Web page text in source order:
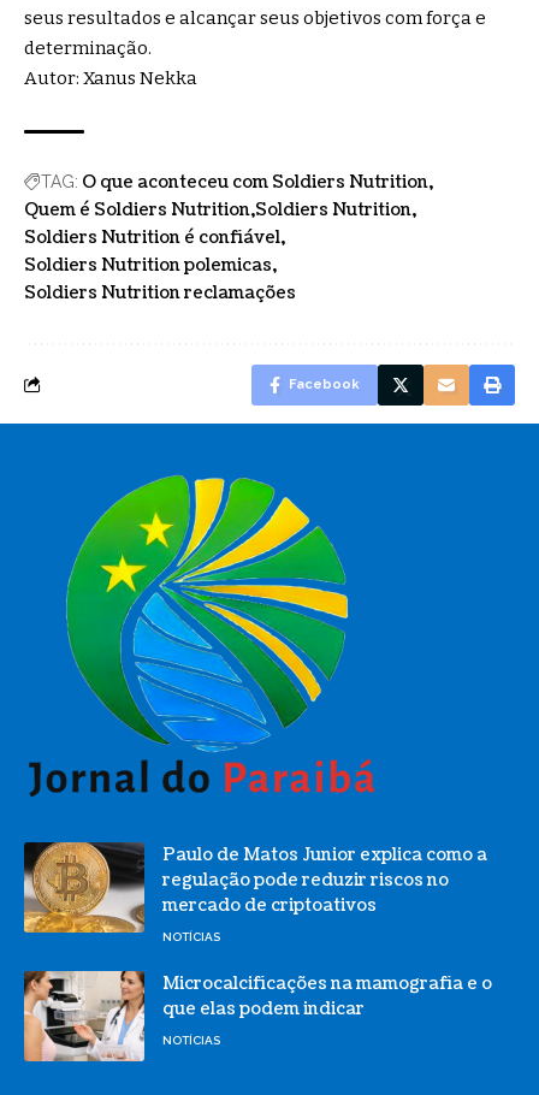
seus resultados e alcançar seus objetivos com força e
determinação.
Autor: Xanus Nekka
TAG: O que aconteceu com Soldiers Nutrition
Quem é Soldiers Nutrition Soldiers Nutrition
Soldiers Nutrition é confiável
Soldiers Nutrition polemicas
Soldiers Nutrition reclamações
Facebook
Paulo de Matos Junior explica como a
regulação pode reduzir riscos no
mercado de criptoativos
NOTÍCIAS
Microcalcificações na mamografia e o
que elas podem indicar
NOTÍCIAS